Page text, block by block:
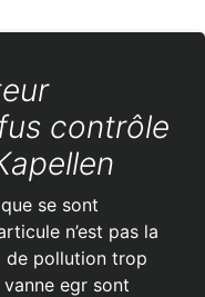
contrôle
se sont
n’est pas la
de pollution trop
egr sont